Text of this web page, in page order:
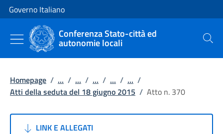
Vai al contenuto
Vai alla navigazione del sito
Governo Italiano
Conferenza Stato-città ed
autonomie locali Cerca
Homepage / ... / ... / ... / ... / ... /
Atti della seduta del 18 giugno 2015 / Atto n. 370
LINK E ALLEGATI